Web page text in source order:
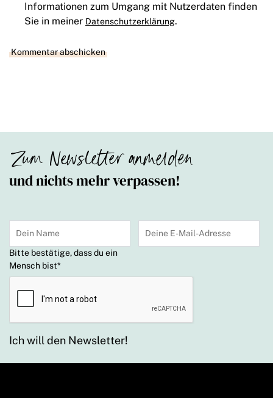
Informationen zum Umgang mit Nutzerdaten finden
Sie in meiner Datenschutzerklärung.
Zum Newsletter anmelden
und nichts mehr verpassen!
Bitte bestätige, dass du ein
Mensch bist*
Ich will den Newsletter!